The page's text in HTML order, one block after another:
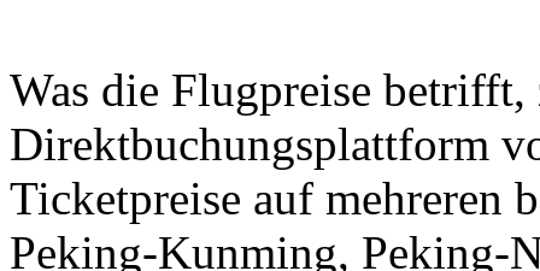
Was die Flugpreise
Direktbuchungsplattform
Ticketpreise auf mehreren
Peking-Kunming, Peking-